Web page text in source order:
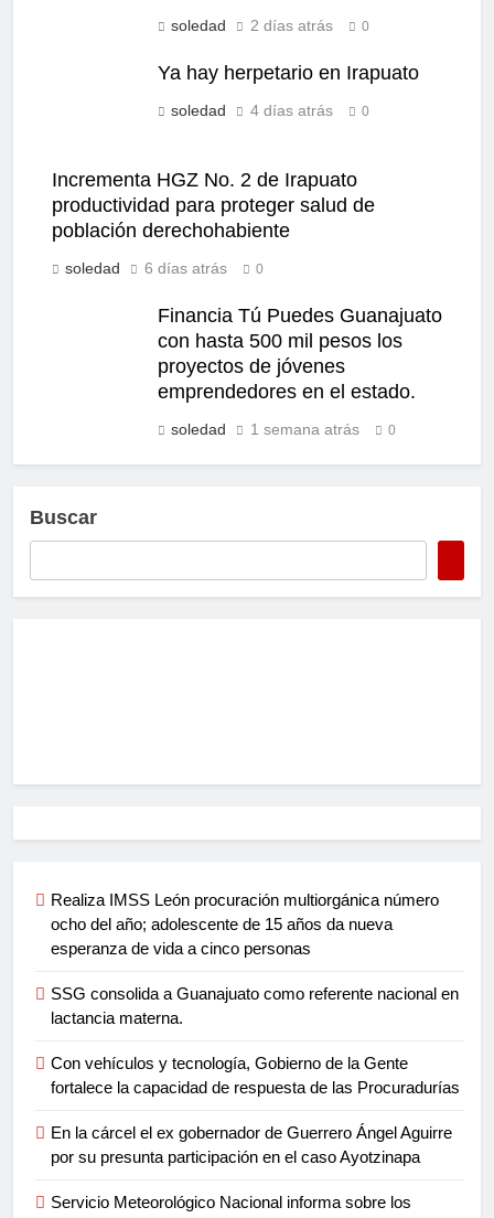
soledad 2 días atrás 0
Ya hay herpetario en Irapuato
soledad 4 días atrás 0
Incrementa HGZ No. 2 de Irapuato
productividad para proteger salud de
población derechohabiente
soledad 6 días atrás 0
Financia Tú Puedes Guanajuato
con hasta 500 mil pesos los
proyectos de jóvenes
emprendedores en el estado.
soledad 1 semana atrás 0
Buscar
Realiza IMSS León procuración multiorgánica número
ocho del año; adolescente de 15 años da nueva
esperanza de vida a cinco personas
SSG consolida a Guanajuato como referente nacional en
lactancia materna.
Con vehículos y tecnología, Gobierno de la Gente
fortalece la capacidad de respuesta de las Procuradurías
En la cárcel el ex gobernador de Guerrero Ángel Aguirre
por su presunta participación en el caso Ayotzinapa
Servicio Meteorológico Nacional informa sobre los